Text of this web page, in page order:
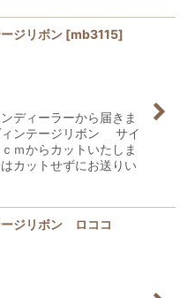
ジリボン [mb3115]
ディーラーから届きま
ンテージリボン サイ
ｍからカットいたしま
カットせずにお送りい
ジリボン ロココ